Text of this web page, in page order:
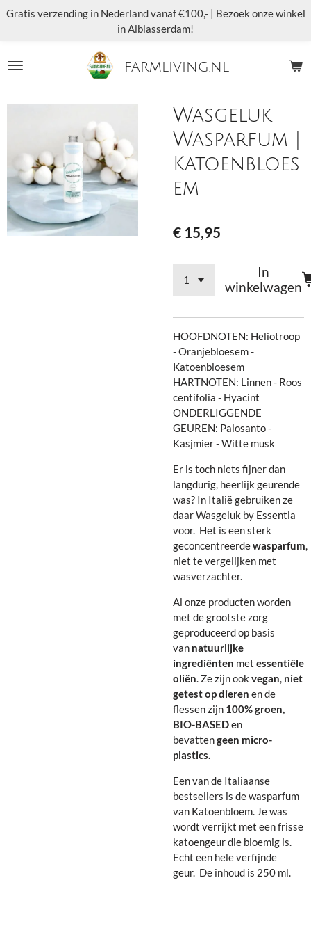
Ga
de
farmliving.nl
Gratis verzending in Nederland vanaf €100,- | Bezoek onze winkel
in Alblasserdam!
Wasgeluk
Wasparfum |
Katoenbloes
em
€ 15,95
In
winkelwagen
HOOFDNOTEN: Heliotroop
- Oranjebloesem -
Katoenbloesem
HARTNOTEN: Linnen - Roos
centifolia - Hyacint
ONDERLIGGENDE
GEUREN: Palosanto -
Kasjmier - Witte musk
Er is toch niets fijner dan
langdurig, heerlijk geurende
was? In Italië gebruiken ze
daar Wasgeluk by Essentia
voor. Het is een sterk
geconcentreerdewasparfum,
niet te vergelijken met
wasverzachter.
Al onze producten worden
met de grootste zorg
geproduceerd op basis
van natuurlijke
ingrediënten met essentiële
oliën. Ze zijn ook vegan, niet
getest op dieren en de
flessen zijn 100% groen,
BIO-BASEDen
bevattengeen micro-
plastics.
Een van de Italiaanse
bestsellers is de wasparfum
van Katoenbloem. Je was
wordt verrijkt met een frisse
katoengeur die bloemig is.
Echt een hele verfijnde
geur. De inhoud is 250 ml.